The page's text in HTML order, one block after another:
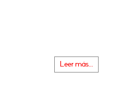
Leer más...